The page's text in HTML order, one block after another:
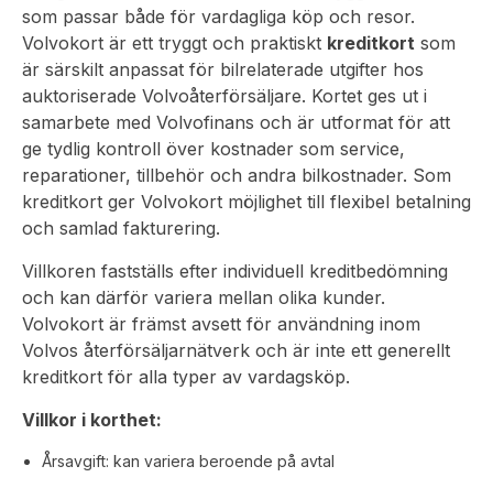
som passar både för vardagliga köp och resor.
Volvokort är ett tryggt och praktiskt kreditkort som
är särskilt anpassat för bilrelaterade utgifter hos
auktoriserade Volvoåterförsäljare. Kortet ges ut i
samarbete med Volvofinans och är utformat för att
ge tydlig kontroll över kostnader som service,
reparationer, tillbehör och andra bilkostnader. Som
kreditkort ger Volvokort möjlighet till flexibel betalning
och samlad fakturering.
Villkoren fastställs efter individuell kreditbedömning
och kan därför variera mellan olika kunder.
Volvokort är främst avsett för användning inom
Volvos återförsäljarnätverk och är inte ett generellt
kreditkort för alla typer av vardagsköp.
Villkor i korthet:
Årsavgift: kan variera beroende på avtal